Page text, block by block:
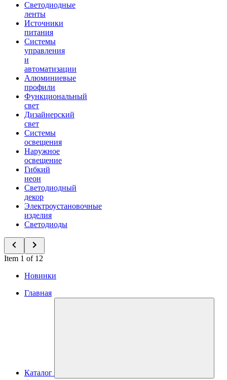
Светодиодные
ленты
Источники
питания
Системы
управления
и
автоматизации
Алюминиевые
профили
Функциональный
свет
Дизайнерский
свет
Системы
освещения
Наружное
освещение
Гибкий
неон
Светодиодный
декор
Электроустановочные
изделия
Светодиоды
Item 1 of 12
Новинки
Главная
Каталог